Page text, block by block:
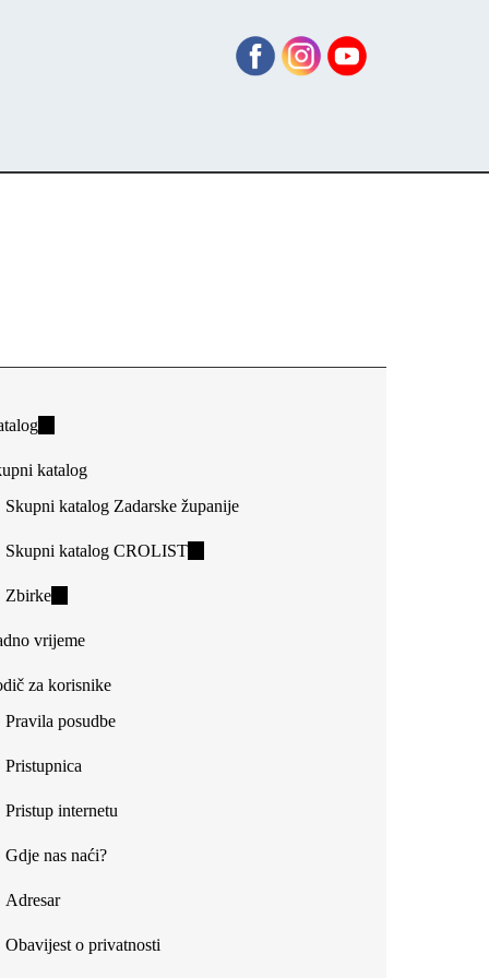
(link
external)
katalog
Skupni katalog Zadarske županije
Skupni katalog CROLIST(link
Zbirke(link
external)
vrijeme
za korisnike
Pravila posudbe
Pristupnica
Pristup internetu
Gdje nas naći?
Adresar
Obavijest o privatnosti